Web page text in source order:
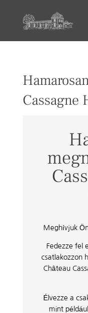
Cassagne
Meghívjuk
Fedezze fel
csatlakozzon
Château
Élvezze a
mint